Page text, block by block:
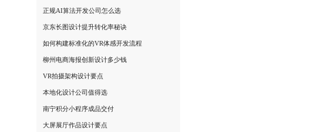
正规AI算法开发公司怎么选
京东长图设计提升转化率秘诀
如何构建标准化的VR体感开发流程
柳州电商海报创新设计多少钱
VR拍摄架构设计要点
本地化设计公司值得选
南宁积分小程序成品交付
大屏展厅作品设计要点